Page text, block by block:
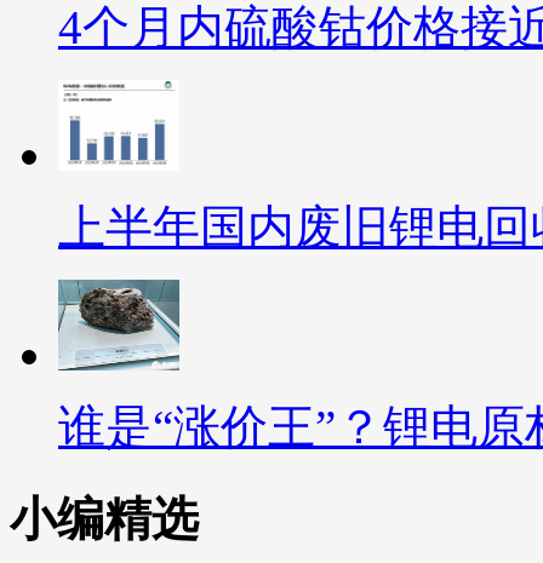
4个月内硫酸钴价格接
上半年国内废旧锂电
谁是“涨价王”？锂电
小编精选